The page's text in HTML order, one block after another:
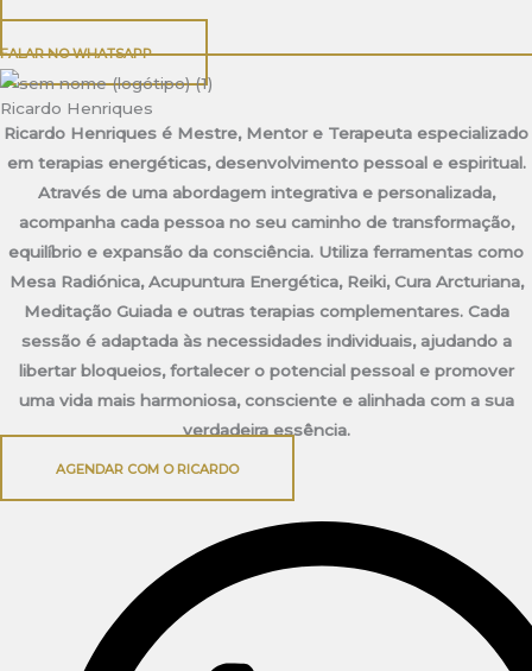
FALAR NO WHATSAPP
Ricardo Henriques
Ricardo Henriques é Mestre, Mentor e Terapeuta especializado
em terapias energéticas, desenvolvimento pessoal e espiritual.
Através de uma abordagem integrativa e personalizada,
acompanha cada pessoa no seu caminho de transformação,
equilíbrio e expansão da consciência. Utiliza ferramentas como
Mesa Radiónica, Acupuntura Energética, Reiki, Cura Arcturiana,
Meditação Guiada e outras terapias complementares. Cada
sessão é adaptada às necessidades individuais, ajudando a
libertar bloqueios, fortalecer o potencial pessoal e promover
uma vida mais harmoniosa, consciente e alinhada com a sua
verdadeira essência.
AGENDAR COM O RICARDO